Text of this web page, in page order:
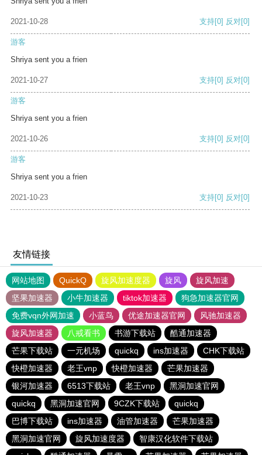
2021-10-28 支持[0] 反对[0]
游客
Shriya sent you a frien
2021-10-27 支持[0] 反对[0]
游客
Shriya sent you a frien
2021-10-26 支持[0] 反对[0]
游客
Shriya sent you a frien
2021-10-23 支持[0] 反对[0]
友情链接
网站地图 QuickQ 旋风加速度器 旋风
旋风加速
坚果加速器
小牛加速器 tiktok加速器
狗急加速器官网
免费vqn外网加速
小蓝鸟 优途加速器官网
风驰加速器
旋风加速器
八戒看书 书游下载站
酷通加速器
芒果下载站
一元机场 quickq ins加速器
CHK下载站
快橙加速器
老王vnp 快橙加速器
芒果加速器
银河加速器
6513下载站 老王vnp
黑洞加速官网
quickq
黑洞加速官网 9CZK下载站
quickq
巴博下载站
ins加速器 油管加速器
芒果加速器
黑洞加速官网
旋风加速度器
智康汉化软件下载站